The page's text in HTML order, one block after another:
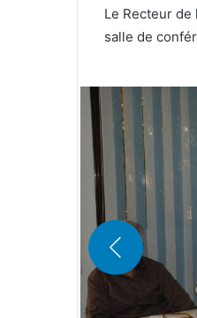
Le Recteur de
salle de